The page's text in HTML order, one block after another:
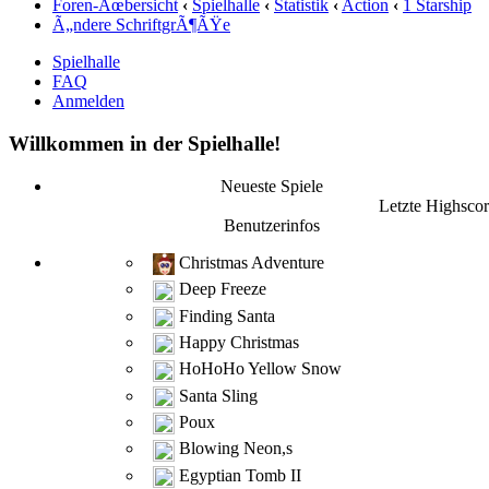
Foren-Ãœbersicht ‹ Spielhalle ‹ Statistik ‹Action ‹ 1 Starship
Ã„ndere SchriftgrÃ¶ÃŸe
Spielhalle
FAQ
Anmelden
Willkommen in der Spielhalle!
Neueste Spiele
Letzte
Benutzerinfos
Christmas Adventure
Deep Freeze
Finding Santa
Happy Christmas
HoHoHo Yellow Snow
Santa Sling
Poux
Blowing Neon,s
Egyptian Tomb II